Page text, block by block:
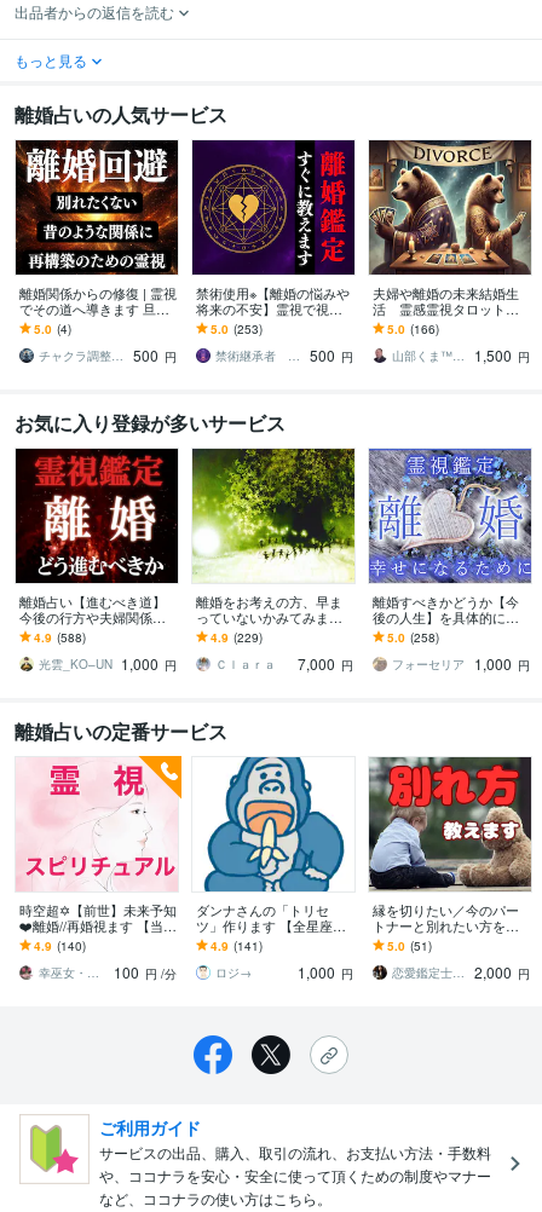
出品者からの返信を読む
もっと見る
離婚占いの人気サービス
離婚関係からの修復 | 霊視
でその道へ導きます 旦那o
r嫁の不倫,浮気,喧嘩,不仲,
冷めた関係を再構築
5.0 (4)
チャクラ調整師 天宮まこと
500 円
禁術使用※【離婚の悩みや
将来の不安】霊視で視ま
す 離婚する？我慢？今の
関係性に疲弊し現状を脱
却したい人へ
5.0 (253)
禁術継承者 龍空（リューク）
500 円
夫婦や離婚の未来結婚生
活 霊感霊視タロット占
います 復縁かいつ離婚す
るかの時期・複雑な彼の
本音 再婚ＯＰ鑑定可
5.0 (166)
山部くま™（占い師／ＥＣコンサル）
1,500 円
お気に入り登録が多いサービス
離婚占い【進むべき道】
今後の行方や夫婦関係を
視ます 離婚は正解か？霊
視鑑定で相性や未来につ
いて占います。
4.9 (588)
光雲_KO–UN 1,000 円
離婚をお考えの方、早ま
っていないかみてみます
モヤモヤを一気に整理・
解決します。
4.9 (229)
Ｃｌａｒａ
7,000 円
離婚すべきかどうか【今
後の人生】を具体的に占
います 離婚後の経済・家
族の気持ち・彼の本音ま
で、すべてを占います。
5.0 (258)
フォーセリア
1,000 円
離婚占いの定番サービス
時空超✡【前世】未来予知
❤️離婚//再婚視ます 【当た
るココナラ復縁占い第４
位】令和8年1月/姓名判断
も
4.9 (140)
幸巫女・ゆきみこ
100 円 /分
ダンナさんの「トリセ
ツ」作ります 【全星座占
い】あなたが幸せになる
ために！？
4.9 (141)
ロジ→
1,000 円
縁を切りたい／今のパー
トナーと別れたい方を救
います 別れる方法/相手の
本音/次の出会いの時期/別
れるタイミング
5.0 (51)
恋愛鑑定士☆ヒーラーMii
2,000 円
ご利用ガイド
サービスの出品、購入、取引の流れ、お支払い方法・手数料
や、ココナラを安心・安全に使って頂くための制度やマナー
など、ココナラの使い方はこちら。